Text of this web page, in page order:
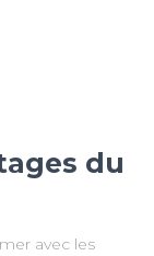
du
avec les